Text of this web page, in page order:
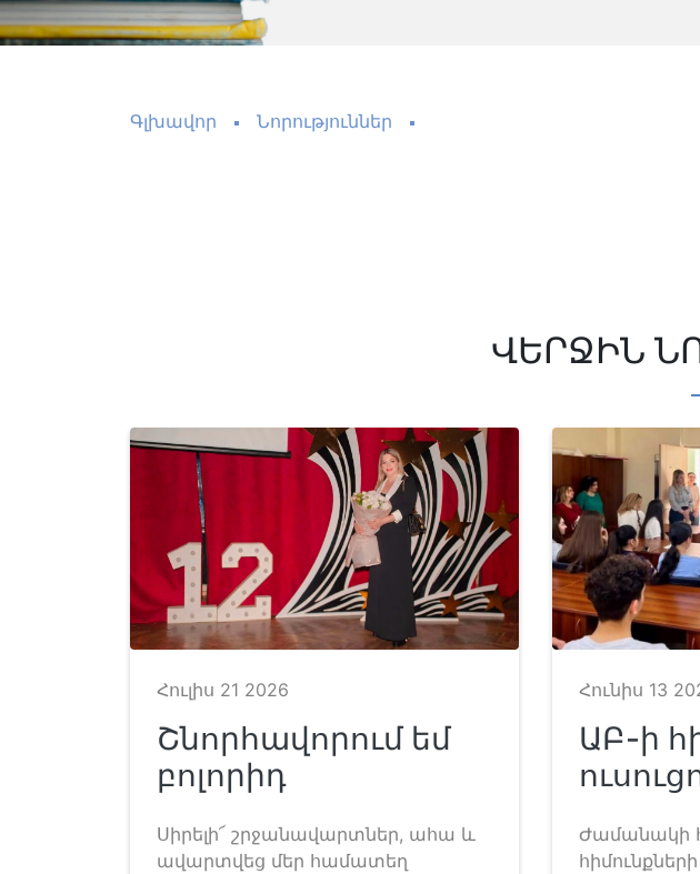
Գլխավոր Նորություններ
ՎԵՐՋԻՆ
Հուլիս 21 2026
Շնորհավորում եմ
բոլորիդ
Սիրելի՜ շրջանավարտներ, ահա և
ավարտվեց մեր համատեղ
Հունիս 13
ԱԲ-ի
Ժամանակի